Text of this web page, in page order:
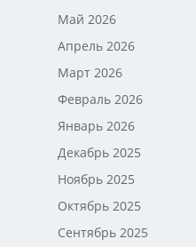
Май 2026
Апрель 2026
Март 2026
Февраль 2026
Январь 2026
Декабрь 2025
Ноябрь 2025
Октябрь 2025
Сентябрь 2025